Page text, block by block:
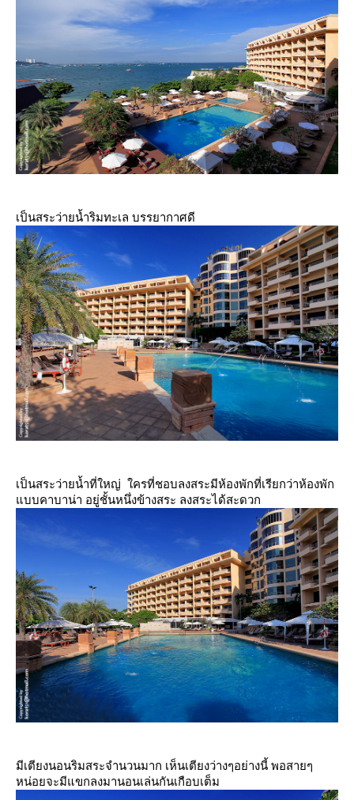
เป็นสระว่ายน้ำริมทะเล บรรยากาศดี
เป็นสระว่ายน้ำที่ใหญ่ ใครที่ชอบลงสระมีห้องพักที่เรียกว่าห้องพัก
บบคาบาน่า อยู่ชั้นหนึ่งข้างสระ ลงสระได้สะดวก
มีเตียงนอนริมสระจำนวนมาก เห็นเตียงว่างๆอย่างนี้ พอสายๆ
หน่อยจะมีแขกลงมานอนเล่นกันเกือบเต็ม